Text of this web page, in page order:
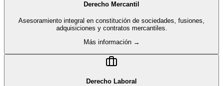
Derecho Mercantil
Asesoramiento integral en constitución de sociedades, fusiones,
adquisiciones y contratos mercantiles.
Más información →
Derecho Laboral